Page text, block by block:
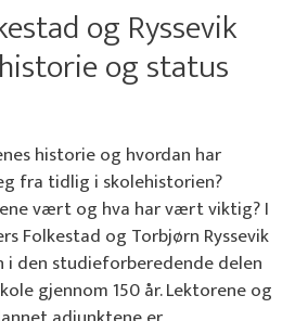
og Ryssevik
og status
historie og hvordan har
fra tidlig i skolehistorien?
vært og hva har vært viktig? I
Folkestad og Torbjørn Ryssevik
den studieforberedende delen
gjennom 150 år. Lektorene og